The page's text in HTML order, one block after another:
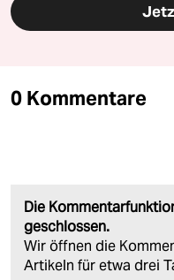
0 Kommentare
Die
geschlossen.
Wir öffnen die
Artikeln für etwa drei